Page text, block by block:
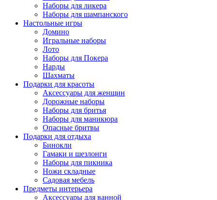
Наборы для ликера
Наборы для шампанского
Настольные игры
Домино
Игральные наборы
Лото
Наборы для Покера
Нарды
Шахматы
Подарки для красоты
Аксессуары для женщин
Дорожные наборы
Наборы для бритья
Наборы для маникюра
Опасные бритвы
Подарки для отдыха
Бинокли
Гамаки и шезлонги
Наборы для пикника
Ножи складные
Садовая мебель
Предметы интерьера
Аксессуары для ванной